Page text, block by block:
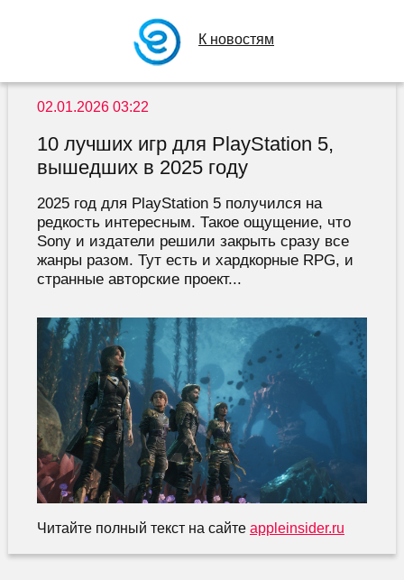
К новостям
02.01.2026 03:22
10 лучших игр для PlayStation 5,
вышедших в 2025 году
2025 год для PlayStation 5 получился на
редкость интересным. Такое ощущение, что
Sony и издатели решили закрыть сразу все
жанры разом. Тут есть и хардкорные RPG, и
странные авторские проект...
Читайте полный текст на сайте appleinsider.ru